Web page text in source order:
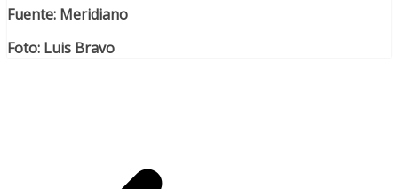
Fuente: Meridiano
Foto: Luis Bravo